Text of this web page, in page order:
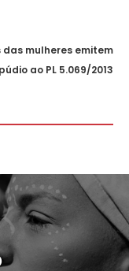
mulheres emitem
ao PL 5.069/2013